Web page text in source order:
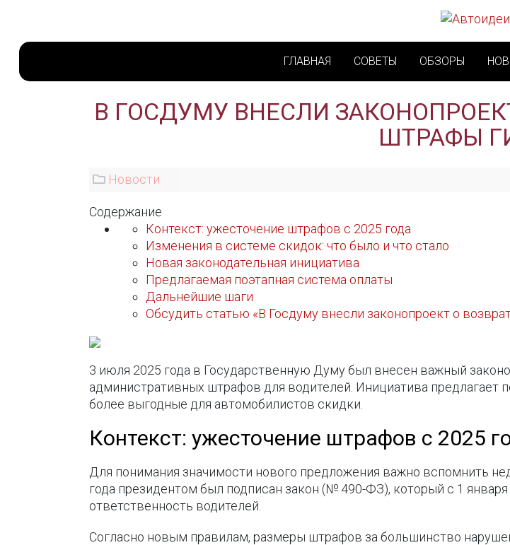
ГЛАВНАЯ СОВЕТЫ ОБЗОРЫ
В ГОСДУМУ ВНЕСЛИ
ШТРАФЫ
Новости
Содержание
Контекст: ужесточение штрафов с 2025 года
Изменения в системе скидок: что было и что стало
Новая законодательная инициатива
Предлагаемая поэтапная система оплаты
Дальнейшие шаги
Обсудить статью «В Госдуму внесли законопроект о
3 июля 2025 года в Государственную Думу был внесен важный
административных штрафов для водителей. Инициатива предлагает
более выгодные для автомобилистов скидки.
Контекст: ужесточение штрафов с 2025
Для понимания значимости нового предложения важно вспомнить
года президентом был подписан закон (№ 490-ФЗ), который с 1
ответственность водителей.
Согласно новым правилам, размеры штрафов за большинство